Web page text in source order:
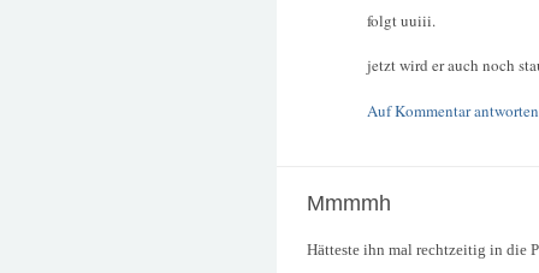
folgt uuiii.
jetzt wird er auch noch
Auf Kommentar antworten
Mmmmh
Hätteste ihn mal rechtzeitig in die